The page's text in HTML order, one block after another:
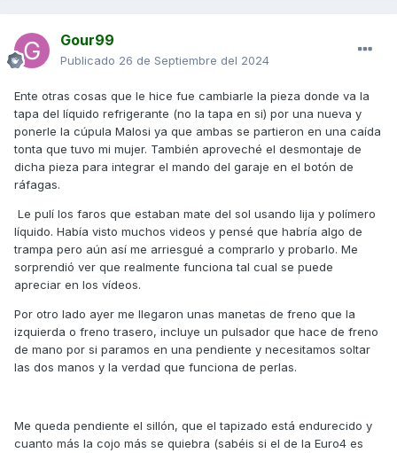
Espero que os guste.
Saludos!!
P.D.: Por si os interesan ambos productos os dejo los
enlaces:
https://es.aliexpress.com/item/1005002766332312.html?
spm=a2g0o.productlist.main.21.15b57cb3JK2Dxl&algo_pvid=6
3928a4278f96&algo_exp_id=6157d09b-b6dc-47a2-b2c9-
3928a4278f96-
10&pdp_npi=4%40dis!EUR!8.30!8.14!!!8.98!8.81!%40211b612817
264002898357491ed09a!12000022082365026!sea!ES!13545
9086!X&curPageLogUid=jhX5IN8ewIYs&utparam-
url=scene%3Asearch|query_from%3A
https://www.amazon.es/Meguiar-Ultimate-Protector-
restaurador-borde/dp/B0044090GC/ref=sr_1_7?
crid=1KD5ZQKP6FU7N&dib=eyJ2IjoiMSJ9.fAdzxgnRWr693_2
XnYGYMEeC45hh2_6Y_9Gnibs1X0Hn13lI_6XPInC_-
FKEhXBqr5vUXM3HZqFrlWXI_pOe598Q10PlKWCMxLcEt7FI-
Gour99
Publicado 26 de Septiembre del 2024
Ente otras cosas que le hice fue cambiarle la pieza donde va la
tapa del líquido refrigerante (no la tapa en si) por una nueva y
ponerle la cúpula Malosi ya que ambas se partieron en una caída
tonta que tuvo mi mujer. También aproveché el desmontaje de
dicha pieza para integrar el mando del garaje en el botón de
ráfagas.
Le pulí los faros que estaban mate del sol usando lija y polímero
líquido. Había visto muchos videos y pensé que habría algo de
trampa pero aún así me arriesgué a comprarlo y probarlo. Me
sorprendió ver que realmente funciona tal cual se puede
apreciar en los vídeos.
Por otro lado ayer me llegaron unas manetas de freno que la
izquierda o freno trasero, incluye un pulsador que hace de freno
de mano por si paramos en una pendiente y necesitamos soltar
las dos manos y la verdad que funciona de perlas.
Me queda pendiente el sillón, que el tapizado está endurecido y
cuanto más la cojo más se quiebra (sabéis si el de la Euro4 es